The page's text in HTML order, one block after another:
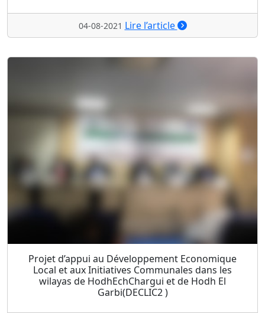
04-08-2021 Lire l’article
Projet d’appui au Développement Economique
Local et aux Initiatives Communales dans les
wilayas de HodhEchChargui et de Hodh El
Garbi(DECLIC2 )